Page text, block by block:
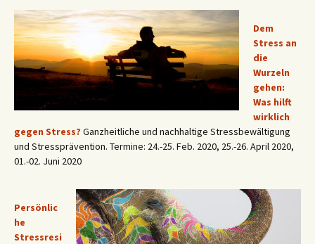
Dem
Stress an
die
Wurzeln
gehen:
Was hilft
wirklich
gegen Stress? Ganzheitliche und nachhaltige Stressbewältigung
und Stressprävention. Termine: 24.-25. Feb. 2020, 25.-26. April 2020,
01.-02. Juni 2020
Persönlic
he
Stressresi